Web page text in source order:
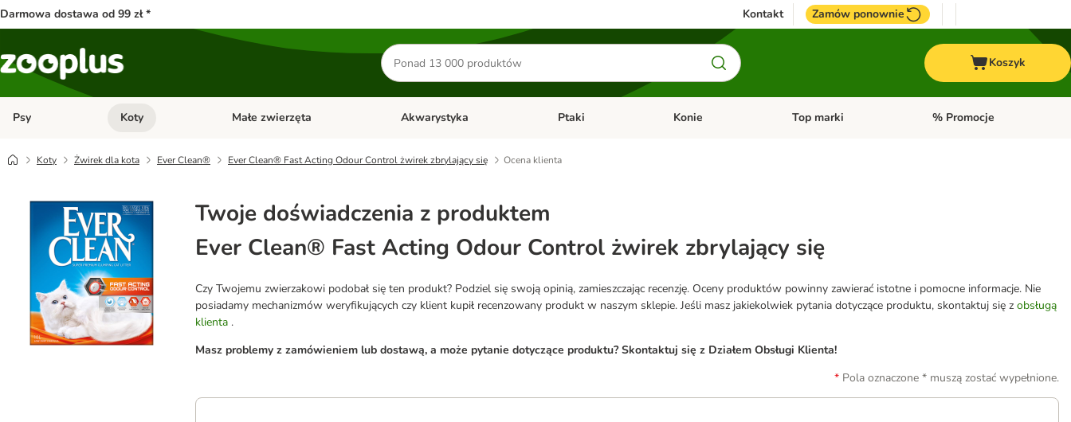
Darmowa dostawa od 99 zł * Kontakt Zamów ponownie
Szukaj
produktów
Koszyk
Psy Otwórz menu kategorii: Psy
Koty Otwórz menu kategorii: Koty
Małe zwierzęta Otwórz menu kategorii: Małe zwierzęta
Akwarystyka Otwórz menu kategorii: Akwarystyka
Ptaki Otwórz menu kategorii: Ptaki
Konie Otwórz menu kategorii: Konie
Top marki Otwórz menu kategorii: Top
% Promocje
Koty Żwirek dla kota Ever Clean® Ever Clean® Fast Acting Odour Control żwirek zbrylający się Ocena klienta
Twoje doświadczenia z produktem
Ever Clean® Fast Acting Odour Control żwirek zbrylający się
Czy Twojemu zwierzakowi podobał się ten produkt? Podziel się swoją opinią, zamieszczając recenzję. Oceny produktów powinny zawierać istotne i pomocne informacje. Nie
posiadamy mechanizmów weryfikujących czy klient kupił recenzowany produkt w naszym sklepie. Jeśli masz jakiekolwiek pytania dotyczące produktu, skontaktuj się z obsługą
klienta .
Masz problemy z zamówieniem lub dostawą, a może pytanie dotyczące produktu? Skontaktuj się z Działem Obsługi Klienta!
Pola oznaczone * muszą zostać wypełnione.